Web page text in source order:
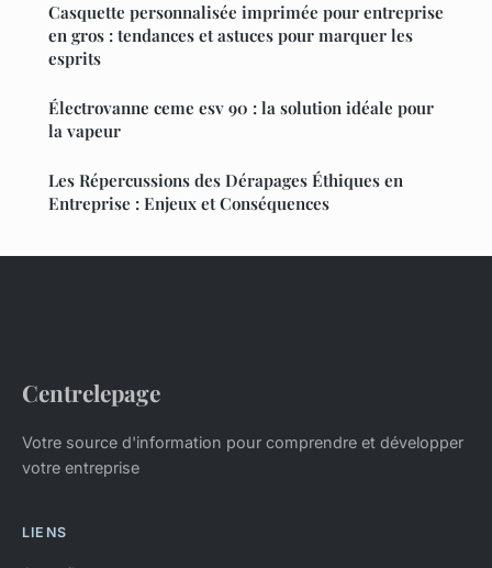
Casquette personnalisée imprimée pour entreprise
en gros : tendances et astuces pour marquer les
esprits
Électrovanne ceme esv 90 : la solution idéale pour
la vapeur
Les Répercussions des Dérapages Éthiques en
Entreprise : Enjeux et Conséquences
Centrelepage
Votre source d'information pour comprendre et développer
votre entreprise
LIENS